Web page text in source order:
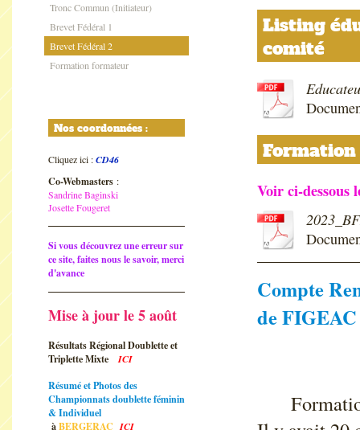
Tronc Commun (Initiateur)
Brevet Fédéral 1
Brevet Fédéral 2
Formation formateur
Nos coordonnées :
Cliquez ici :CD46
Co-Webmasters :
Sandrine Baginski
Josette Fougeret
Si vous découvrez une erreur sur
ce site, faites nous le savoir, merci
d'avance
Mise à jour le 5 août
Résultats Régional Doublette et
Triplette Mixte
ICI
Résumé et Photos des
Championnats doublette féminin
& Individuel
àBERGERACICI
Listing
comité
Formation
Voir ci-dessous
Compte
de FIGEAC